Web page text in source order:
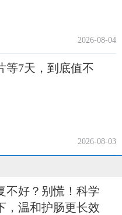
2026-08-04
等7天，到底值不
2026-08-03
不好？别慌！科学
，温和护肠更长效